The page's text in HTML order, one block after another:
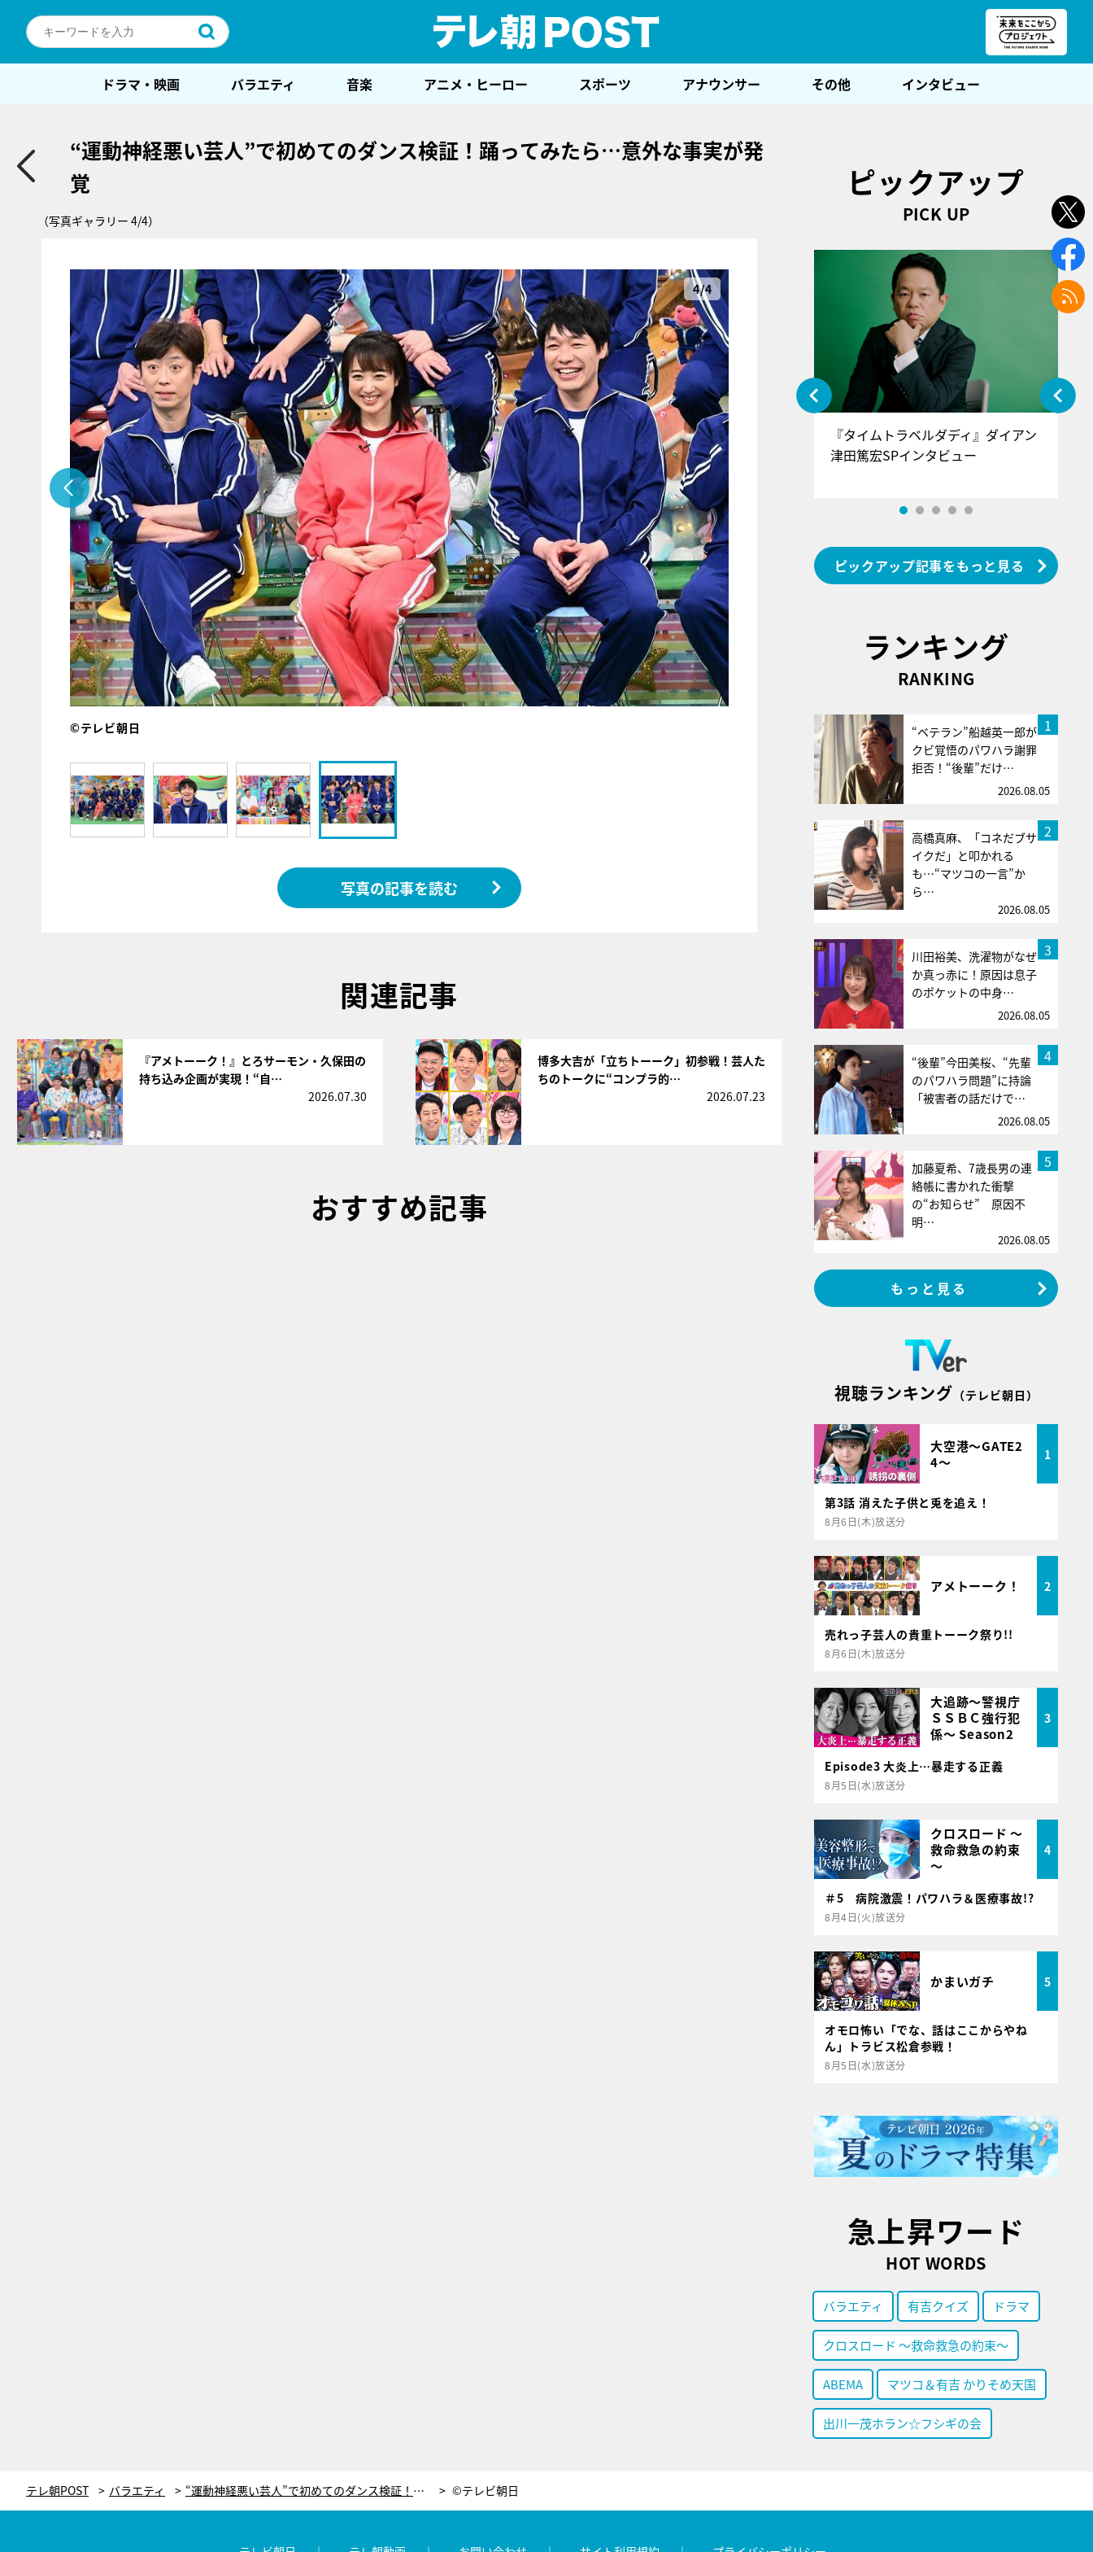
ドラマ・映画 バラエティ 音楽 アニメ・ヒーロー スポーツ アナウンサー その他 インタビュー
“運動神経悪い芸人”で初めてのダンス検証！踊ってみたら…意外な事実が発
覚
（写真ギャラリー 4/4）
4/4
©テレビ朝日
写真の記事を読む
関連記事
『アメトーーク！』とろサーモン・久保田の
持ち込み企画が実現！“自…
2026.07.30
博多大吉が「立ちトーーク」初参戦！芸人た
ちのトークに“コンプラ的…
2026.07.23
おすすめ記事
ピックアップ
PICK UP
『アイ＝ラブ！げーみんぐ』＝LOV
E齋藤樹愛羅＆佐々木舞香SPインタ
ビュー
『タイムトラベルダディ』ダイアン
津田篤宏SPインタビュー
ピックアップ記事をもっと見る
ランキング
RANKING
1
“ベテラン”船越英一郎が
クビ覚悟のパワハラ謝罪
拒否！“後輩”だけ…
2026.08.05
2
高橋真麻、「コネだブサ
イクだ」と叩かれる
も…“マツコの一言”か
ら…
2026.08.05
3
川田裕美、洗濯物がなぜ
か真っ赤に！原因は息子
のポケットの中身…
2026.08.05
4
“後輩”今田美桜、“先輩
のパワハラ問題”に持論
「被害者の話だけで…
2026.08.05
5
加藤夏希、7歳長男の連
絡帳に書かれた衝撃
の“お知らせ” 原因不
明…
2026.08.05
もっと見る
視聴ランキング （テレビ朝日）
大空港～GATE2
4～
1
第3話 消えた子供と兎を追え！
8月6日(木)放送分
アメトーーク！ 2
売れっ子芸人の貴重トーーク祭り!!
8月6日(木)放送分
大追跡～警視庁
ＳＳＢＣ強行犯
係～ Season2
3
Episode3 大炎上…暴走する正義
8月5日(水)放送分
クロスロード ～
救命救急の約束
～
4
＃5 病院激震！パワハラ＆医療事故!?
8月4日(火)放送分
かまいガチ 5
オモロ怖い「でな、話はここからやね
ん」トラビス松倉参戦！
8月5日(水)放送分
急上昇ワード
HOT WORDS
バラエティ 有吉クイズ ドラマ
クロスロード ～救命救急の約束～
ABEMA マツコ＆有吉 かりそめ天国
出川一茂ホラン☆フシギの会
テレ朝POST バラエティ “運動神経悪い芸人”で初めてのダンス検証！踊ってみたら…意外な事実が発覚 ©テレビ朝日